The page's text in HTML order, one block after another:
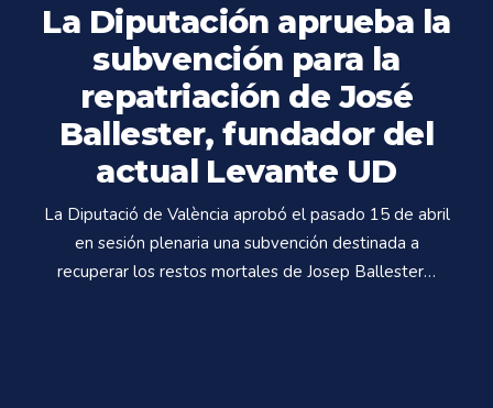
La Diputación aprueba la
subvención para la
repatriación de José
Ballester, fundador del
actual Levante UD
La Diputació de València aprobó el pasado 15 de abril
en sesión plenaria una subvención destinada a
recuperar los restos mortales de Josep Ballester…